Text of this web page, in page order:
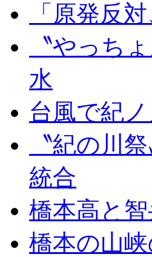
「原発反
〝やっち
水
台風で紀
〝紀の川
統合
橋本高と
橋本の山